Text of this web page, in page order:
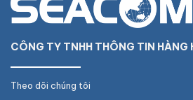
CÔNG TY TNHH THÔNG TIN HÀNG
Theo dõi chúng tôi